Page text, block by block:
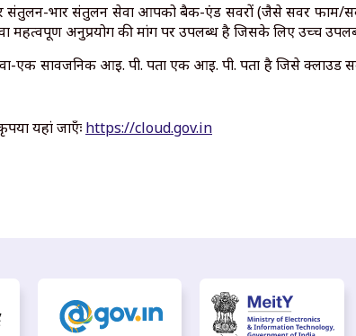
भार संतुलन सेवा आपको बैक-एंड सर्वरों (जैसे सर्वर फार्म/
महत्वपूर्ण अनुप्रयोग की मांग पर उपलब्ध है जिसके लिए उच्च
एक सार्वजनिक आई. पी. पता एक आई. पी. पता है जिसे
यहां जाएँः https://cloud.gov.in